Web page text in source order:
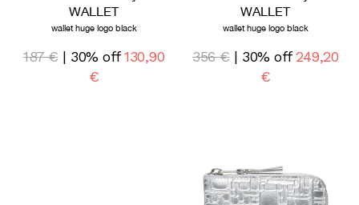
WALLET
wallet huge logo black
187 €| 30% off 130,90
€
WALLET
wallet huge logo black
356 €| 30% off 249,20
€